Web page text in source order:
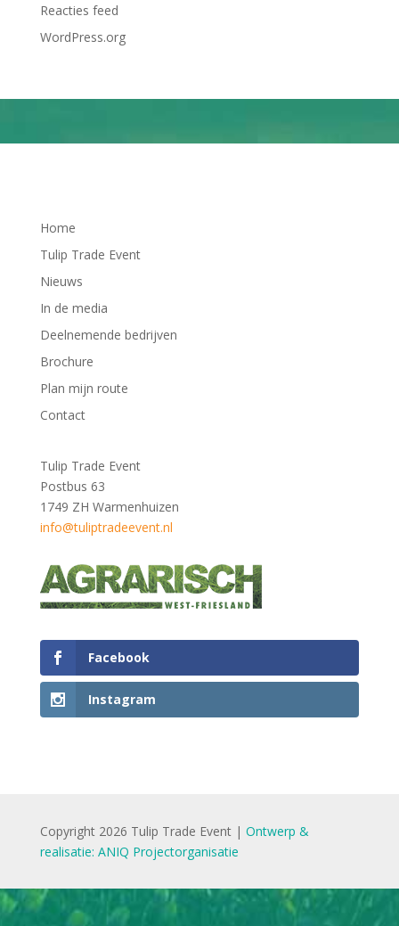
Reacties feed
WordPress.org
Home
Tulip Trade Event
Nieuws
In de media
Deelnemende bedrijven
Brochure
Plan mijn route
Contact
Tulip Trade Event
Postbus 63
1749 ZH Warmenhuizen
info@tuliptradeevent.nl
Facebook
Instagram
Copyright 2026 Tulip Trade Event | Ontwerp &
realisatie: ANIQ Projectorganisatie